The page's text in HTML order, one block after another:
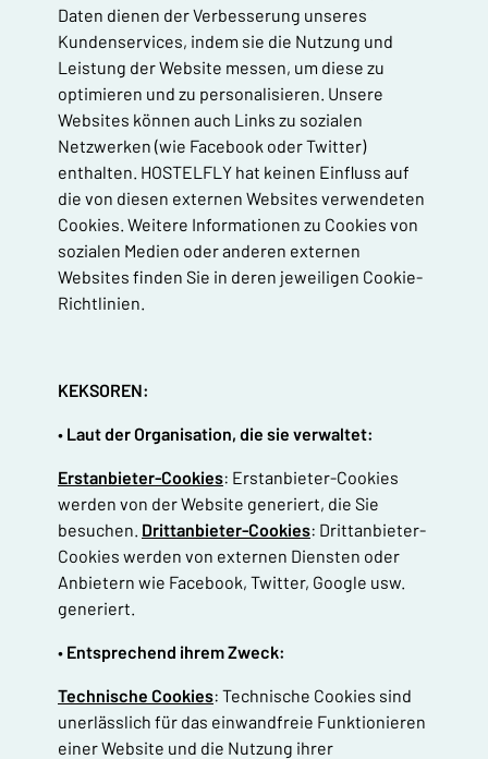
Daten dienen der Verbesserung unseres
Kundenservices, indem sie die Nutzung und
Leistung der Website messen, um diese zu
optimieren und zu personalisieren. Unsere
Websites können auch Links zu sozialen
Netzwerken (wie Facebook oder Twitter)
enthalten. HOSTELFLY hat keinen Einfluss auf
die von diesen externen Websites verwendeten
Cookies. Weitere Informationen zu Cookies von
sozialen Medien oder anderen externen
Websites finden Sie in deren jeweiligen Cookie-
Richtlinien.
KEKSOREN:
• Laut der Organisation, die sie verwaltet:
Erstanbieter-Cookies: Erstanbieter-Cookies
werden von der Website generiert, die Sie
besuchen. Drittanbieter-Cookies: Drittanbieter-
Cookies werden von externen Diensten oder
Anbietern wie Facebook, Twitter, Google usw.
generiert.
• Entsprechend ihrem Zweck:
Technische Cookies: Technische Cookies sind
unerlässlich für das einwandfreie Funktionieren
einer Website und die Nutzung ihrer